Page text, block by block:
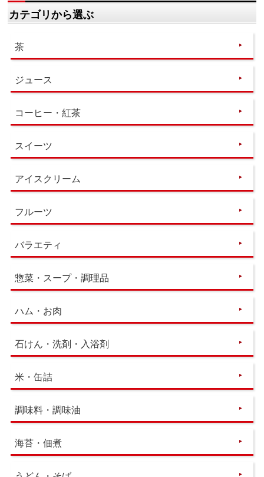
カテゴリから選ぶ
茶
ジュース
コーヒー・紅茶
スイーツ
アイスクリーム
フルーツ
バラエティ
惣菜・スープ・調理品
ハム・お肉
石けん・洗剤・入浴剤
米・缶詰
調味料・調味油
海苔・佃煮